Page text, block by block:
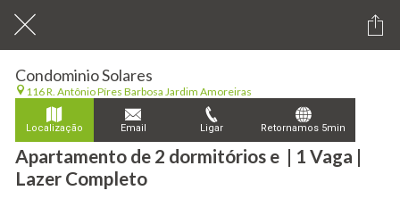
Condominio Solares
116 R. Antônio Píres Barbosa Jardim Amoreiras
Localização Email Ligar Retornamos 5min
Apartamento de 2 dormitórios e | 1 Vaga |
Lazer Completo